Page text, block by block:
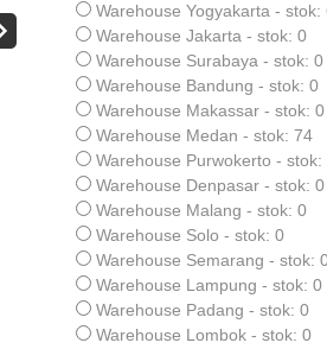
Warehouse Yogyakarta - stok:
Warehouse Jakarta - stok: 0
Warehouse Surabaya - stok: 0
Warehouse Bandung - stok: 0
Warehouse Makassar - stok: 0
Warehouse Medan - stok: 74
Warehouse Purwokerto - stok:
Warehouse Denpasar - stok: 0
Warehouse Malang - stok: 0
Warehouse Solo - stok: 0
Warehouse Semarang - stok:
Warehouse Lampung - stok: 0
Warehouse Padang - stok: 0
Warehouse Lombok - stok: 0